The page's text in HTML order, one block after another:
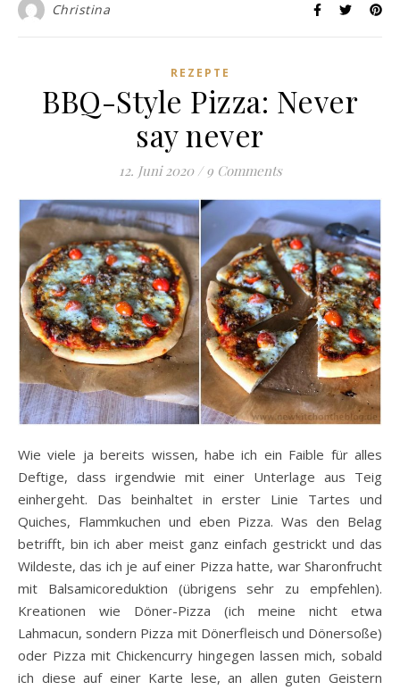
Christina
REZEPTE
BBQ-Style Pizza: Never
say never
12. Juni 2020 / 9 Comments
Wie viele ja bereits wissen, habe ich ein Faible für alles
Deftige, dass irgendwie mit einer Unterlage aus Teig
einhergeht. Das beinhaltet in erster Linie Tartes und
Quiches, Flammkuchen und eben Pizza. Was den Belag
betrifft, bin ich aber meist ganz einfach gestrickt und das
Wildeste, das ich je auf einer Pizza hatte, war Sharonfrucht
mit Balsamicoreduktion (übrigens sehr zu empfehlen).
Kreationen wie Döner-Pizza (ich meine nicht etwa
Lahmacun, sondern Pizza mit Dönerfleisch und Dönersoße)
oder Pizza mit Chickencurry hingegen lassen mich, sobald
ich diese auf einer Karte lese, an allen guten Geistern